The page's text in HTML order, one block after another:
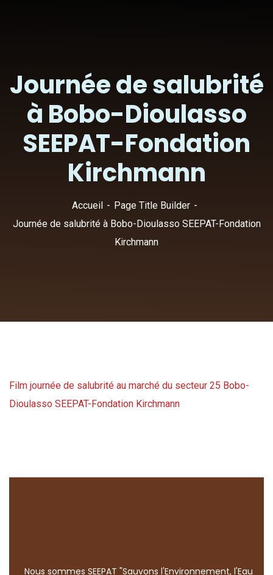
Journée de salubrité
à Bobo-Dioulasso
SEEPAT-Fondation
Kirchmann
Accueil
Page Title Builder
Journée de salubrité à Bobo-Dioulasso SEEPAT-Fondation
Kirchmann
Film journée de salubrité au marché du secteur 25 Bobo-
Dioulasso SEEPAT-Fondation Kirchmann
Nous sommes SEEPAT "Sauvons l'Environnement, l'Eau